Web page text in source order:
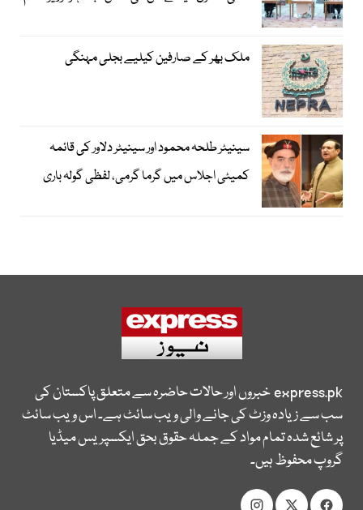
ملک بھر کے صارفین کیلیے بجلی مہنگی
سینیٹر طلحہ محمود اور سینیٹر دلاور کی قائمہ
کمیٹی اجلاس میں گرما گرمی، لفظی گولہ باری
express.pkخبروں اور حالات حاضرہ سے متعلق پاکستان کی
سب سے زیادہ وزٹ کی جانے والی ویب سائٹ ہے۔ اس ویب سائٹ
پر شائع شدہ تمام مواد کے جملہ حقوق بحق ایکسپریس میڈیا
گروپ محفوظ ہیں۔